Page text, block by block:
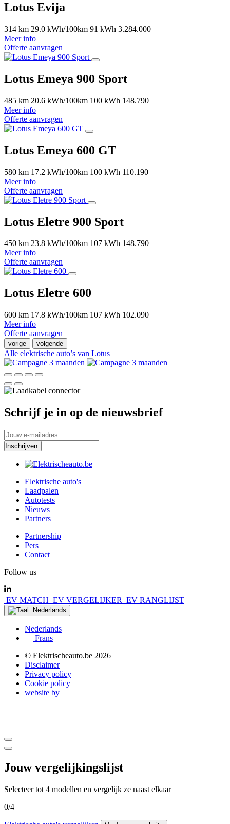
Lotus Evija
314 km 29.0 kWh/100km 91 kWh 3.284.000
Meer info
Offerte aanvragen
Lotus Emeya 900 Sport
485 km 20.6 kWh/100km 100 kWh 148.790
Meer info
Offerte aanvragen
Lotus Emeya 600 GT
580 km 17.2 kWh/100km 100 kWh 110.190
Meer info
Offerte aanvragen
Lotus Eletre 900 Sport
450 km 23.8 kWh/100km 107 kWh 148.790
Meer info
Offerte aanvragen
Lotus Eletre 600
600 km 17.8 kWh/100km 107 kWh 102.090
Meer info
Offerte aanvragen
vorige volgende
Alle elektrische auto’s van Lotus
Schrijf je in op de nieuwsbrief
Elektrische auto's
Laadpalen
Autotests
Nieuws
Partners
Partnership
Pers
Contact
Follow us
EV MATCH EV VERGELIJKER EV RANGLIJST
Nederlands
Nederlands
Frans
© Elektrischeauto.be 2026
Disclaimer
Privacy policy
Cookie policy
website by
Jouw vergelijkingslijst
Selecteer tot 4 modellen en vergelijk ze naast elkaar
0/4